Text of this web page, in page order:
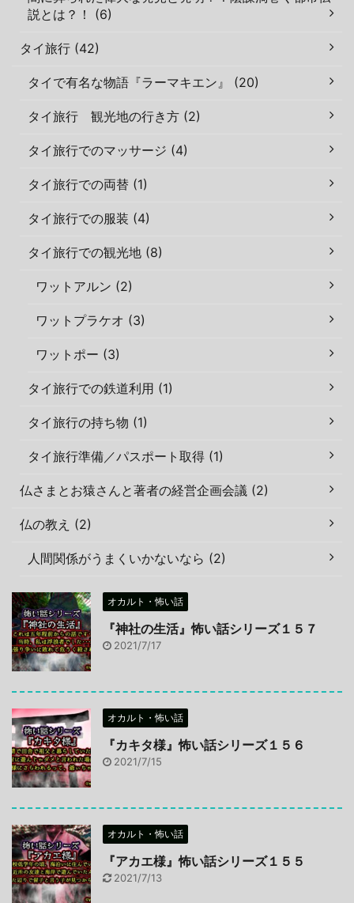
説とは？！ (6)
タイ旅行 (42)
タイで有名な物語『ラーマキエン』 (20)
タイ旅行 観光地の行き方 (2)
タイ旅行でのマッサージ (4)
タイ旅行での両替 (1)
タイ旅行での服装 (4)
タイ旅行での観光地 (8)
ワットアルン (2)
ワットプラケオ (3)
ワットポー (3)
タイ旅行での鉄道利用 (1)
タイ旅行の持ち物 (1)
タイ旅行準備／パスポート取得 (1)
仏さまとお猿さんと著者の経営企画会議 (2)
仏の教え (2)
人間関係がうまくいかないなら (2)
オカルト・怖い話
『神社の生活』怖い話シリーズ１５７
2021/7/17
オカルト・怖い話
『カキタ様』怖い話シリーズ１５６
2021/7/15
オカルト・怖い話
『アカエ様』怖い話シリーズ１５５
2021/7/13